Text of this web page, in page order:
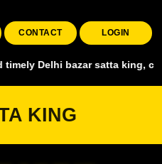
CONTACT LOGIN
bazar satta king, covering
KING